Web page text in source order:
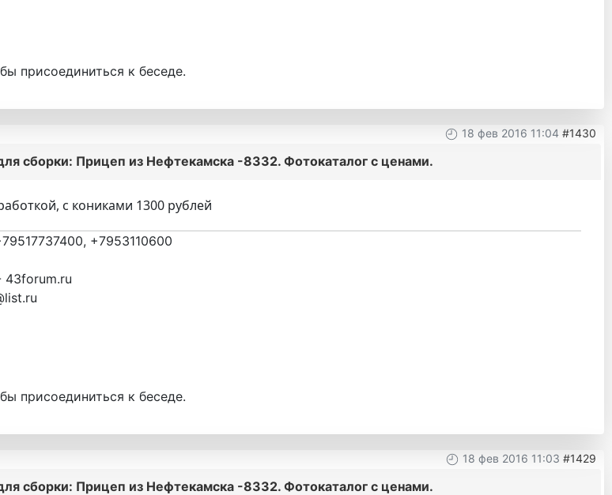
присоединиться к беседе.
18 фев 2016 11:04 #1430
сборки: Прицеп из Нефтекамска -8332. Фотокаталог с ценами.
с кониками 1300 рублей
+7953110600
43forum.ru
присоединиться к беседе.
18 фев 2016 11:03 #1429
сборки: Прицеп из Нефтекамска -8332. Фотокаталог с ценами.